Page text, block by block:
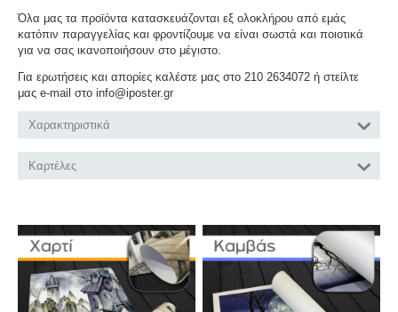
Όλα μας τα προϊόντα κατασκευάζονται εξ ολοκλήρου από εμάς
κατόπιν παραγγελίας και φροντίζουμε να είναι σωστά και ποιοτικά
για να σας ικανοποιήσουν στο μέγιστο.
Για ερωτήσεις και απορίες καλέστε μας στο 210 2634072 ή στείλτε
μας e-mail στο info@iposter.gr
Χαρακτηριστικά
Καρτέλες